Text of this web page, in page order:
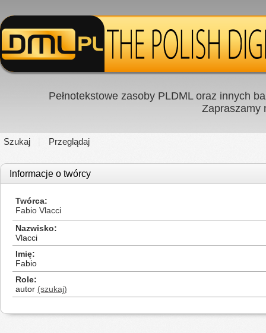
Pełnotekstowe zasoby PLDML oraz innych
Zapraszamy
Szukaj Przeglądaj
Informacje o twórcy
Twórca
Fabio Vlacci
Nazwisko
Vlacci
Imię
Fabio
Role
autor (szukaj)